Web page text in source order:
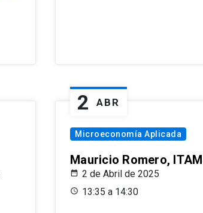
2 ABR
Microeconomía Aplicada
Mauricio Romero, ITAM
2 de Abril de 2025
13:35 a 14:30